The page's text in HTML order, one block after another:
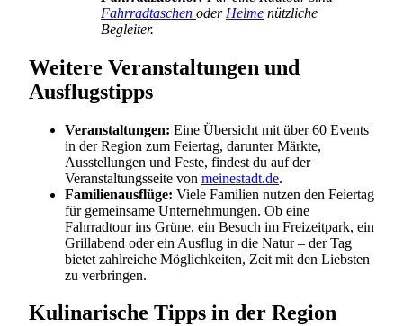
Fahrradtaschen oder Helme nützliche
Begleiter.
Weitere Veranstaltungen und
Ausflugstipps
Veranstaltungen: Eine Übersicht mit über 60 Events
in der Region zum Feiertag, darunter Märkte,
Ausstellungen und Feste, findest du auf der
Veranstaltungsseite von meinestadt.de.
Familienausflüge: Viele Familien nutzen den Feiertag
für gemeinsame Unternehmungen. Ob eine
Fahrradtour ins Grüne, ein Besuch im Freizeitpark, ein
Grillabend oder ein Ausflug in die Natur – der Tag
bietet zahlreiche Möglichkeiten, Zeit mit den Liebsten
zu verbringen.
Kulinarische Tipps in der Region